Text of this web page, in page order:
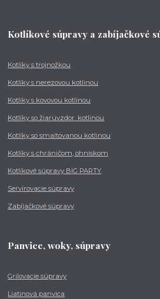
Kotlíkové súpravy a zabíjačkové
Kotlíky s trojnožkou
Kotlíky s nerezovou kotlinou
Kotlíky s kovovou kotlinou
Kotlíky so žiaruvzdor. kotlinou
Kotlíky so smaltovanou kotlinou
Kotlíky s chráničom, ohniskom
Kotlíkové súpravy BIG PARTY
Servírovacie súpravy
Zabíjačkové súpravy
Panvice, woky, súpravy
Grilovacie súpravy
Liatinová panvica